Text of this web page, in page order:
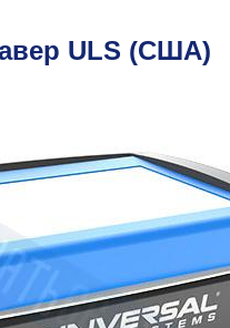
ULS (США)